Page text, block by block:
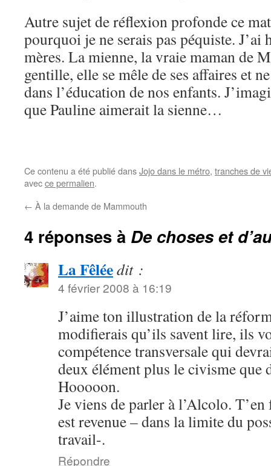
Autre sujet de réflexion profonde ce
pourquoi je ne serais pas péquiste. J’ai
mères. La mienne, la vraie maman de
gentille, elle se mêle de ses affaires et
dans l’éducation de nos enfants.
que Pauline aimerait la sienne…
Ce contenu a été publié dansJojo dans le métro, tranches de
avecce permalien.
← À la demande de Mammouth
4 réponses à De choses et
La Fêléedit :
4 février 2008 à 16:19
J’aime ton illustration de la
modifierais qu’ils savent lire, ils
compétence transversale qui
deux élément plus le civisme
Hooooon.
Je viens de parler à l’Alcolo.
est revenue – dans la limite du
travail-.
Répondre